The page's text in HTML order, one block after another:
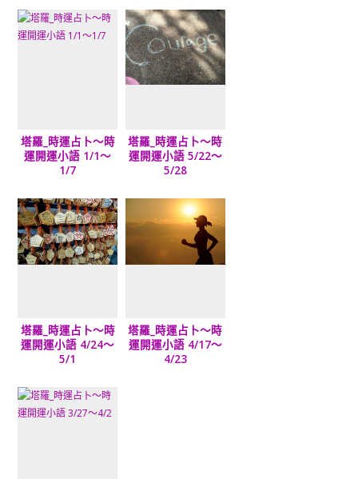
塔羅_時運占卜～時
運開運小語 1/1～
1/7
塔羅_時運占卜～時
運開運小語 5/22～
5/28
塔羅_時運占卜～時
運開運小語 4/24～
5/1
塔羅_時運占卜～時
運開運小語 4/17～
4/23